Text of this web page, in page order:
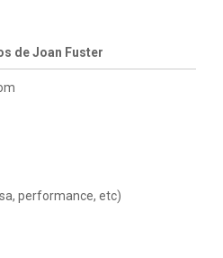
de Joan Fuster
performance, etc)